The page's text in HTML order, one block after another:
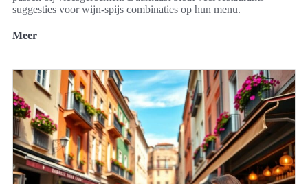
suggesties voor wijn-spijs combinaties op hun menu.
Meer